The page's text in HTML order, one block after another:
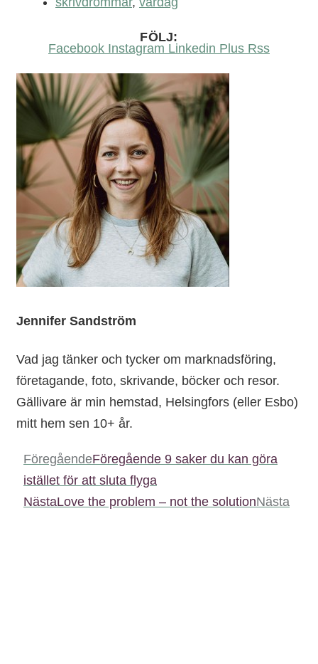
FÖLJ:
Facebook Instagram Linkedin Plus Rss
Jennifer Sandström
Vad jag tänker och tycker om marknadsföring,
företagande, foto, skrivande, böcker och resor.
Gällivare är min hemstad, Helsingfors (eller Esbo)
mitt hem sen 10+ år.
FöregåendeFöregående 9 saker du kan göra
istället för att sluta flyga
NästaLove the problem – not the solutionNästa